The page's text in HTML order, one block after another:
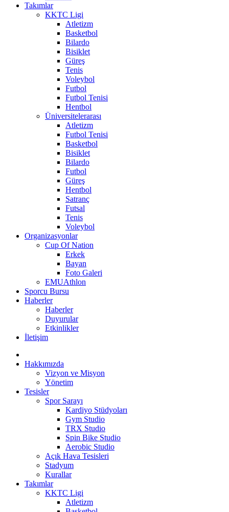
Takımlar
KKTC Ligi
Atletizm
Basketbol
Bilardo
Bisiklet
Güreş
Tenis
Voleybol
Futbol
Futbol Tenisi
Hentbol
Üniversitelerarası
Atletizm
Futbol Tenisi
Basketbol
Bisiklet
Bilardo
Futbol
Güreş
Hentbol
Satranç
Futsal
Tenis
Voleybol
Organizasyonlar
Cup Of Nation
Erkek
Bayan
Foto Galeri
EMUAthlon
Sporcu Bursu
Haberler
Haberler
Duyurular
Etkinlikler
İletişim
Hakkımızda
Vizyon ve Misyon
Yönetim
Tesisler
Spor Sarayı
Kardiyo Stüdyoları
Gym Studio
TRX Studio
Spin Bike Studio
Aerobic Studio
Açık Hava Tesisleri
Stadyum
Kurallar
Takımlar
KKTC Ligi
Atletizm